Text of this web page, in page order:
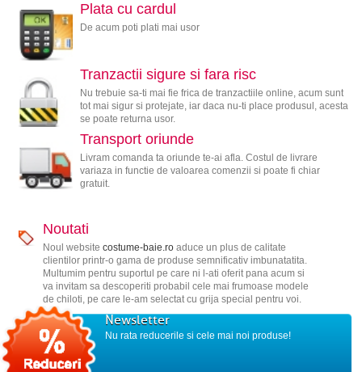
Plata cu cardul
De acum poti plati mai usor
Tranzactii sigure si fara risc
Nu trebuie sa-ti mai fie frica de tranzactiile online, acum sunt
tot mai sigur si protejate, iar daca nu-ti place produsul, acesta
se poate returna usor.
Transport oriunde
Livram comanda ta oriunde te-ai afla. Costul de livrare
variaza in functie de valoarea comenzii si poate fi chiar
gratuit.
Noutati
Noul website costume-baie.roaduce un plus de calitate
clientilor printr-o gama de produse semnificativ imbunatatita.
Multumim pentru suportul pe care ni l-ati oferit pana acum si
va invitam sa descoperiti probabil cele mai frumoase modele
de chiloti, pe care le-am selectat cu grija special pentru voi.
Newsletter
Nu rata reducerile si cele mai noi produse!